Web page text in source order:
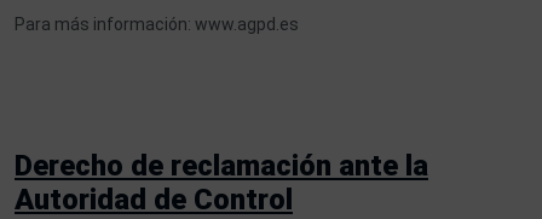
Para más información: www.agpd.es
Derecho de reclamación ante la
Autoridad de Control